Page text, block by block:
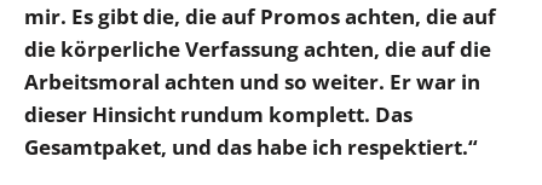
mir. Es gibt die, die auf Promos achten, die auf
die körperliche Verfassung achten, die auf die
Arbeitsmoral achten und so weiter. Er war in
dieser Hinsicht rundum komplett. Das
Gesamtpaket, und das habe ich respektiert.“